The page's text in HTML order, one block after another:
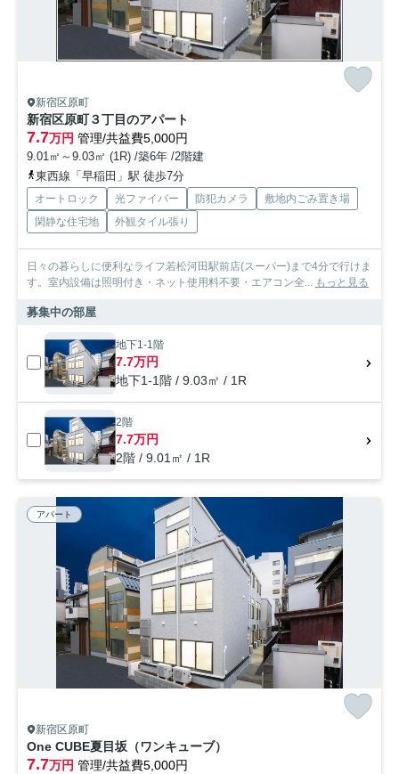
新宿区原町
新宿区原町３丁目のアパート
7.7万円 管理/共益費5,000円
9.01㎡～9.03㎡ (1R) /築6年 /2階建
東西線「早稲田」駅 徒歩7分
オートロック 光ファイバー 防犯カメラ
敷地内ごみ置き場
閑静な住宅地
外観タイル張り
日々の暮らしに便利なライフ若松河田駅前店(スーパー)まで4分で行けま
す。室内設備は照明付き・ネット使用料不要・エアコン全... もっと見る
募集中の部屋
地下1-1階
7.7万円
地下1-1階 / 9.03㎡ / 1R
2階
7.7万円
2階 / 9.01㎡ / 1R
アパート
新宿区原町
One CUBE夏目坂（ワンキューブ）
7.7万円 管理/共益費5,000円